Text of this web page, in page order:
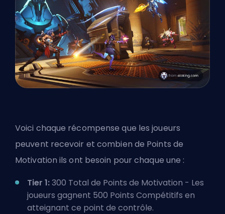
Voici chaque récompense que les joueurs
peuvent recevoir et combien de Points de
Motivation ils ont besoin pour chaque une :
Tier 1:300 Total de Points de Motivation - Les
joueurs gagnent 500 Points Compétitifs en
atteignant ce point de contrôle.